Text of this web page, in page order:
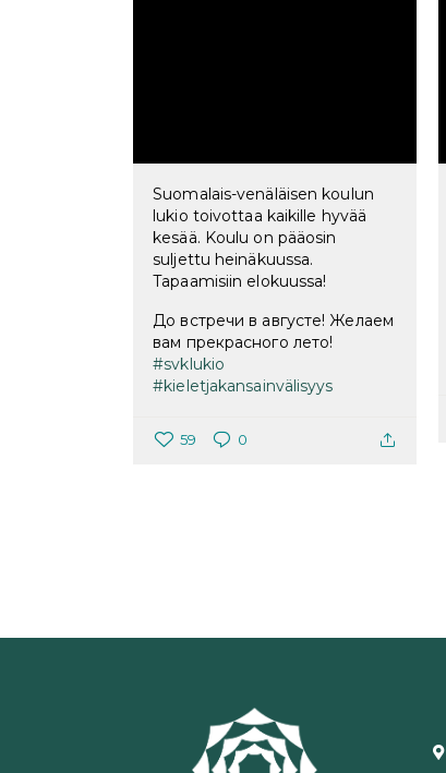
Suomalais-venäläisen koulun
lukio toivottaa kaikille hyvää
kesää. Koulu on pääosin
suljettu heinäkuussa.
Tapaamisiin elokuussa!
До встречи в августе! Желаем
вам прекрасного лето!
#svklukio
#kieletjakansainvälisyys
59 0